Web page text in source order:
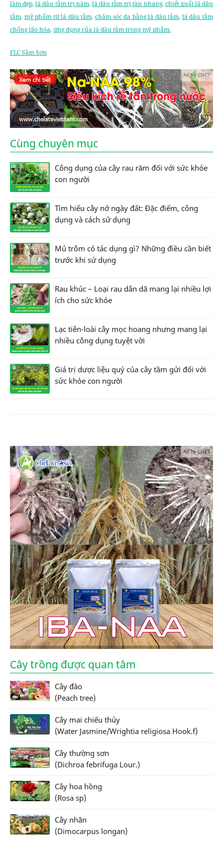
làm đẹp,lá dâu tằm trị nám,lá dâu tằm trị tàn nhang,chiết xuất lá dâu
tằm, mỹ phẩm từ lá dâu tằm, chăm sóc da bằng lá dâu tằm, lá dâu tằm
chống lão hóa,ứng dụng của lá dâu tằm trong mỹ phẩm.
FLC Sầm Sơn
Ad by CNCT
Cùng chuyên mục
Công dụng của cây rau răm đối với sức khỏe
con người
Tìm hiểu cây nở ngày đất: Đặc điểm, công
dụng và cách sử dụng
Mủ trôm có tác dụng gì? Những điều cần biết
trước khi sử dụng
Rau khúc – Loại rau dân dã mang lại nhiều lợi
ích cho sức khỏe
Lạc tiên-loài cây mọc hoang nhưng mang lại
nhiều công dụng tuyệt vời
Giá trị dược liệu quý của cây tầm gửi đối với
sức khỏe con người
Ad by CNCT
Cây trồng được quan tâm
Cây đào
(Peach tree)
Cây mai chiếu thủy
(Water Jasmine/Wrightia religiosa Hook.f)
Cây thường sơn
(Dichroa febrifuga Lour.)
Cây hoa hồng
(Rosa sp)
Cây nhãn
(Dimocarpus longan)